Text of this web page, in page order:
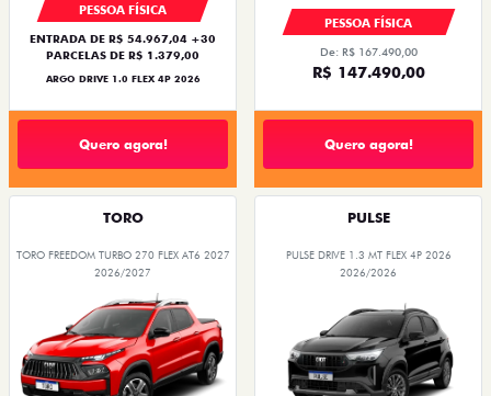
PESSOA FÍSICA
ENTRADA DE R$ 54.967,04 +30
PARCELAS DE R$ 1.379,00
ARGO DRIVE 1.0 FLEX 4P 2026
Quero agora!
PESSOA FÍSICA
De: R$ 167.490,00
R$ 147.490,00
Quero agora!
TORO
TORO FREEDOM TURBO 270 FLEX AT6 2027
2026/2027
PULSE
PULSE DRIVE 1.3 MT FLEX 4P 2026
2026/2026